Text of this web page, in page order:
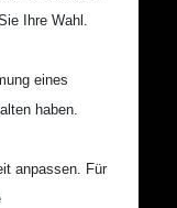
Ihre Wahl.
eines
haben.
anpassen. Für